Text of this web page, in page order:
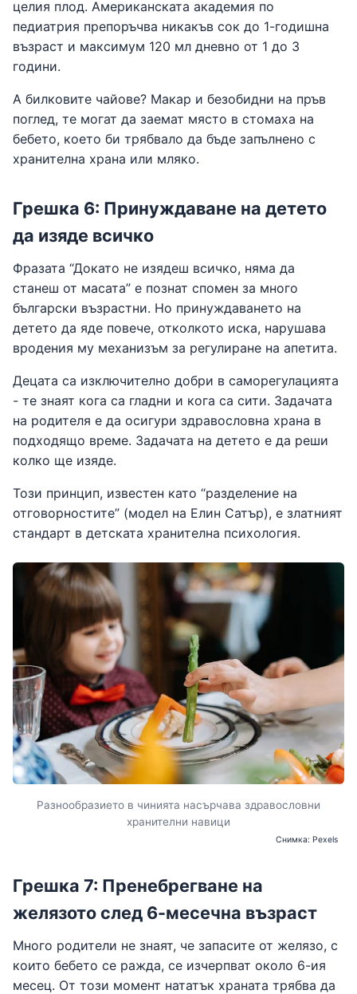
целия плод. Американската академия по
педиатрия препоръчва никакъв сок до 1-годишна
възраст и максимум 120 мл дневно от 1 до 3
години.
А билковите чайове? Макар и безобидни на пръв
поглед, те могат да заемат място в стомаха на
бебето, което би трябвало да бъде запълнено с
хранителна храна или мляко.
Грешка 6: Принуждаване на детето
да изяде всичко
Фразата “Докато не изядеш всичко, няма да
станеш от масата” е познат спомен за много
български възрастни. Но принуждаването на
детето да яде повече, отколкото иска, нарушава
вродения му механизъм за регулиране на апетита.
Децата са изключително добри в саморегулацията
- те знаят кога са гладни и кога са сити. Задачата
на родителя е да осигури здравословна храна в
подходящо време. Задачата на детето е да реши
колко ще изяде.
Този принцип, известен като “разделение на
отговорностите” (модел на Елин Сатър), е златният
стандарт в детската хранителна психология.
Разнообразието в чинията насърчава здравословни
хранителни навици
Снимка: Pexels
Грешка 7: Пренебрегване на
желязото след 6-месечна възраст
Много родители не знаят, че запасите от желязо, с
които бебето се ражда, се изчерпват около 6-ия
месец. От този момент нататък храната трябва да